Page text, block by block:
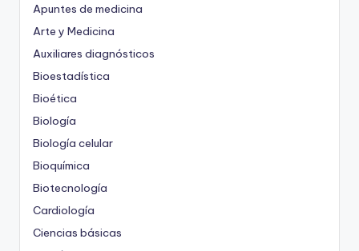
Apuntes de medicina
Arte y Medicina
Auxiliares diagnósticos
Bioestadística
Bioética
Biología
Biología celular
Bioquímica
Biotecnología
Cardiología
Ciencias básicas